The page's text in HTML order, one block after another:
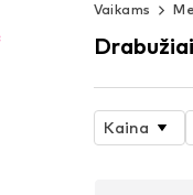
Vaikams
Kaina